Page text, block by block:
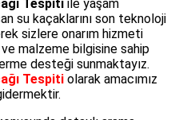
Tespiti ile yaşam
su kaçaklarını son teknoloji
sizlere onarım hizmeti
malzeme bilgisine sahip
desteği sunmaktayız.
Tespiti olarak amacımız